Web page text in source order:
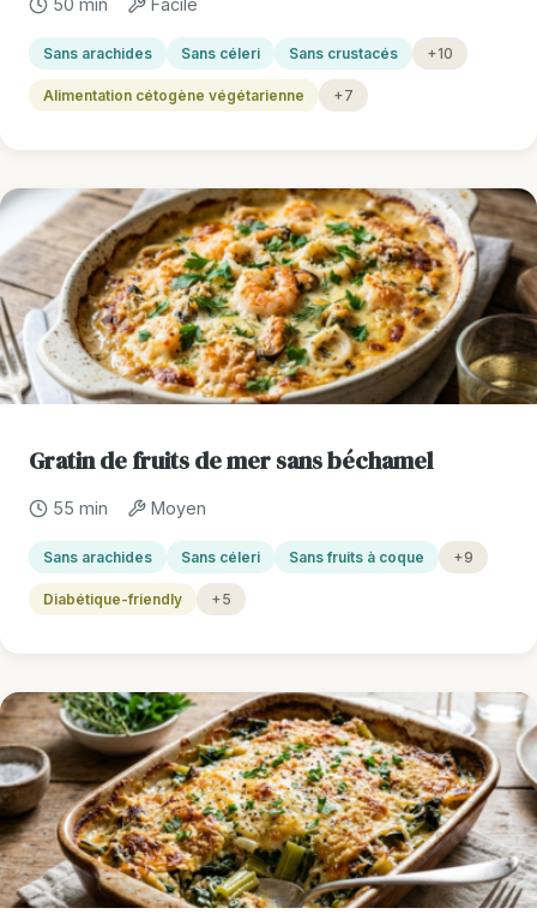
50 min Facile
Sans arachides Sans céleri Sans crustacés +10
Alimentation cétogène végétarienne +7
Gratin de fruits de mer sans béchamel
55 min Moyen
Sans arachides Sans céleri Sans fruits à coque +9
Diabétique-friendly +5